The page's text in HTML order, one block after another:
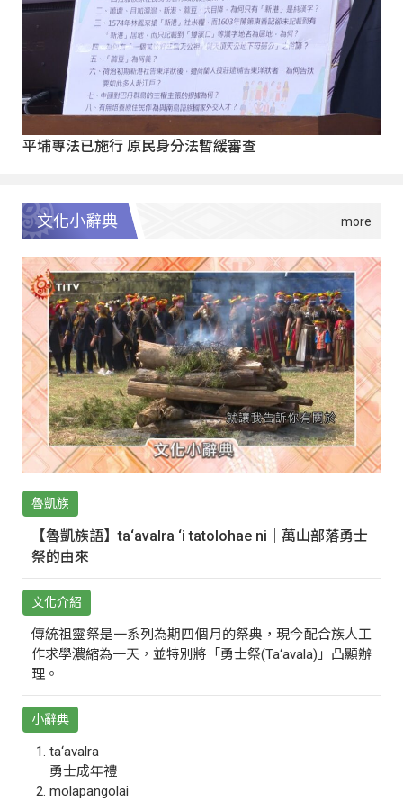
平埔專法已施行 原民身分法暫緩審查
文化小辭典
魯凱族
【魯凱族語】ta‘avalra ‘i tatolohae ni｜萬山部落勇士
祭的由來
文化介紹
傳統祖靈祭是一系列為期四個月的祭典，現今配合族人工
作求學濃縮為一天，並特別將「勇士祭(Ta‘avala)」凸顯辦
理。
小辭典
ta‘avalra
勇士成年禮
molapangolai